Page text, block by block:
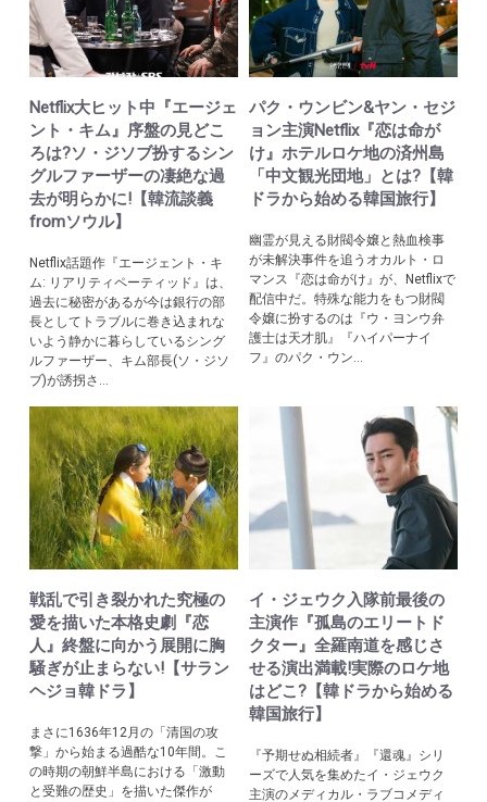
Netflix大ヒット中『エージェ
ント・キム』序盤の見どこ
ろは?ソ・ジソブ扮するシン
グルファーザーの凄絶な過
去が明らかに!【韓流談義
fromソウル】
Netflix話題作『エージェント・キ
ム: リアリティペーティッド』は、
過去に秘密があるが今は銀行の部
長としてトラブルに巻き込まれな
いよう静かに暮らしているシング
ルファーザー、キム部長(ソ・ジソ
ブ)が誘拐さ...
パク・ウンビン&ヤン・セジ
ョン主演Netflix『恋は命が
け』ホテルロケ地の済州島
「中文観光団地」とは?【韓
ドラから始める韓国旅行】
幽霊が見える財閥令嬢と熱血検事
が未解決事件を追うオカルト・ロ
マンス『恋は命がけ』が、Netflixで
配信中だ。特殊な能力をもつ財閥
令嬢に扮するのは『ウ・ヨンウ弁
護士は天才肌』『ハイパーナイ
フ』のパク・ウン...
戦乱で引き裂かれた究極の
愛を描いた本格史劇『恋
人』終盤に向かう展開に胸
騒ぎが止まらない!【サラン
ヘジョ韓ドラ】
まさに1636年12月の「清国の攻
撃」から始まる過酷な10年間。こ
の時期の朝鮮半島における「激動
と受難の歴史」を描いた傑作が
イ・ジェウク入隊前最後の
主演作『孤島のエリートド
クター』全羅南道を感じさ
せる演出満載!実際のロケ地
はどこ?【韓ドラから始める
韓国旅行】
『予期せぬ相続者』『還魂』シリ
ーズで人気を集めたイ・ジェウク
主演のメディカル・ラブコメディ